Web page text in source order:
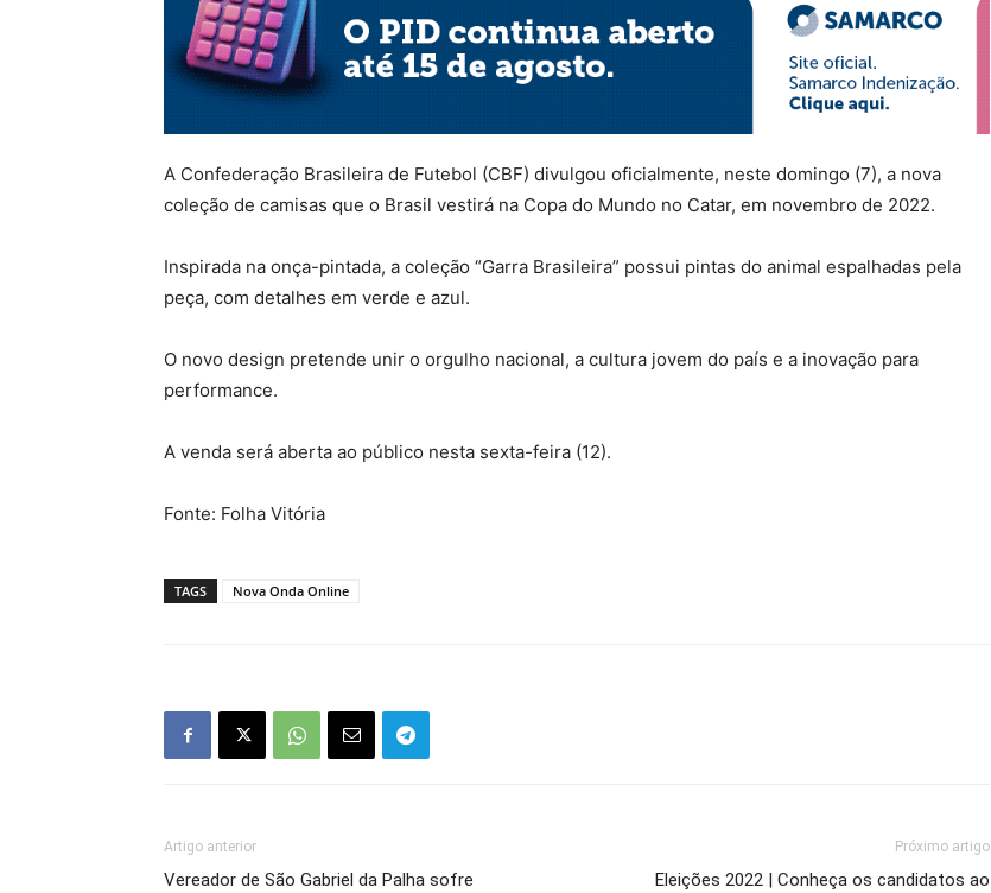
A Confederação Brasileira de Futebol (CBF) divulgou oficialmente, neste domingo (7), a nova
coleção de camisas que o Brasil vestirá na Copa do Mundo no Catar, em novembro de 2022.
Inspirada na onça-pintada, a coleção “Garra Brasileira” possui pintas do animal espalhadas pela
peça, com detalhes em verde e azul.
O novo design pretende unir o orgulho nacional, a cultura jovem do país e a inovação para
performance.
A venda será aberta ao público nesta sexta-feira (12).
Fonte: Folha Vitória
TAGS Nova Onda Online
Artigo anterior
Vereador de São Gabriel da Palha sofre
Próximo artigo
Eleições 2022 | Conheça os candidatos ao